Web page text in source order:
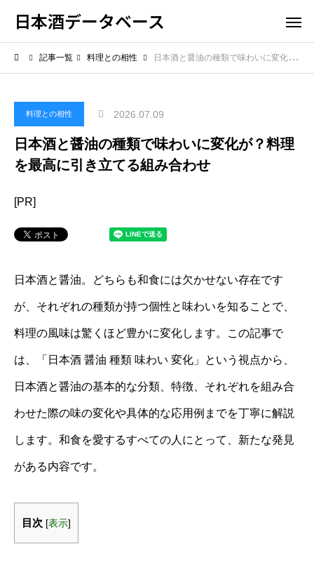
日本酒データベース
記事一覧 料理との相性 日本酒と醤油の種類で味わいに変化が？料理を最高に引き立てる組み合わせ
料理との相性 2026.07.09
日本酒と醤油の種類で味わいに変化が？料理
を最高に引き立てる組み合わせ
[PR]
日本酒と醤油。どちらも和食には欠かせない存在です
が、それぞれの種類が持つ個性と味わいを知ることで、
料理の風味は驚くほど豊かに変化します。この記事で
は、「日本酒 醤油 種類 味わい 変化」という視点から、
日本酒と醤油の基本的な分類、特徴、それぞれを組み合
わせた際の味の変化や具体的な応用例までを丁寧に解説
します。和食を愛するすべての人にとって、新たな発見
がある内容です。
目次 [表示]